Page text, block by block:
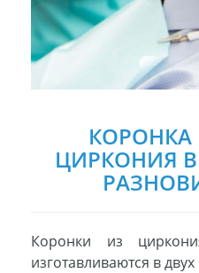
КОРОНКА
ЦИРКОНИЯ
Коронки из
изготавливаются в